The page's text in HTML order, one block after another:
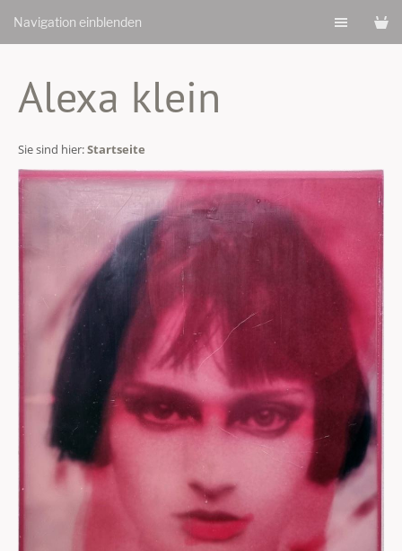
Navigation einblenden
Alexa klein
Sie sind hier:Startseite